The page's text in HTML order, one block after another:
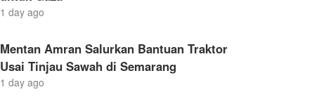
1 day ago
Mentan Amran Salurkan Bantuan Traktor
Usai Tinjau Sawah di Semarang
1 day ago